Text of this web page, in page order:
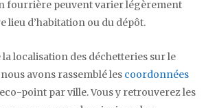
fourrière peuvent varier légèrement
lieu d’habitation ou du dépôt.
localisation des déchetteries sur le
avons rassemblé les coordonnées
point par ville. Vous y retrouverez les